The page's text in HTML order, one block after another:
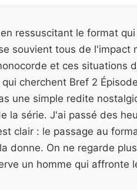
ressuscitant le format
souvient tous de l'impact
et ces situations
cherchent Bref 2
une simple redite
la série. J'ai passé des
clair : le passage au
donne. On ne regarde
un homme qui affronte